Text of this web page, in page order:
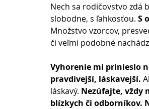
Nech sa rodičovstvo zdá
slobodne, s ľahkosťou. S
Množstvo vzorcov,
či veľmi podobné
Vyhorenie mi prinieslo
pravdivejší, láskavejší.
láskavý. Nezúfajte, vždy
blízkych či odborníkov.